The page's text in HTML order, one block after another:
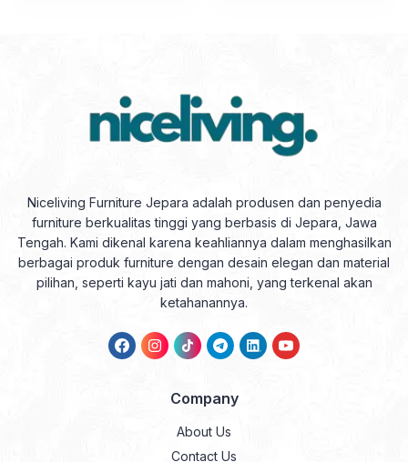
Niceliving Furniture Jepara adalah produsen dan penyedia
furniture berkualitas tinggi yang berbasis di Jepara, Jawa
Tengah. Kami dikenal karena keahliannya dalam menghasilkan
berbagai produk furniture dengan desain elegan dan material
pilihan, seperti kayu jati dan mahoni, yang terkenal akan
ketahanannya.
Company
About Us
Contact Us